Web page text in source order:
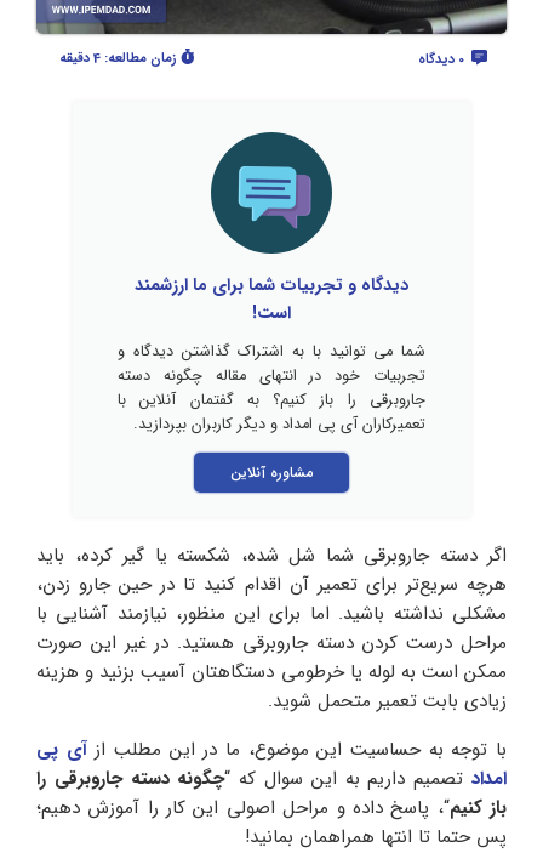
زمان مطالعه: 4 دقیقه
دیدگاه و تجربیات شما برای ما ارزشمند
است!
شما می توانید با به اشتراک گذاشتن دیدگاه و
تجربیات خود در انتهای مقاله چگونه دسته
جاروبرقی را باز کنیم؟ به گفتمان آنلاین با
تعمیرکاران آی پی امداد و دیگر کاربران بپردازید.
مشاوره آنلاین
اگر دسته جاروبرقی شما شل شده، شکسته یا گیر کرده، باید
هرچه سریع‌تر برای تعمیر آن اقدام کنید تا در حین جارو زدن،
مشکلی نداشته باشید. اما برای این منظور، نیازمند آشنایی با
مراحل درست کردن دسته جاروبرقی هستید. در غیر این صورت
ممکن است به لوله یا خرطومی دستگاهتان آسیب بزنید و هزینه
زیادی بابت تعمیر متحمل شوید.
با توجه به حساسیت این موضوع، ما در این مطلب ازآی پی
امدادتصمیم داریم به این سوال که “چگونه دسته جاروبرقی را
باز کنیم“، پاسخ داده و مراحل اصولی این کار را آموزش دهیم؛
پس حتما تا انتها همراهمان بمانید!